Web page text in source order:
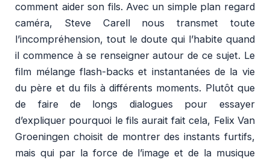
comment aider son fils. Avec un simple plan regard
caméra, Steve Carell nous transmet toute
l’incompréhension, tout le doute qui l’habite quand
il commence à se renseigner autour de ce sujet. Le
film mélange flash-backs et instantanées de la vie
du père et du fils à différents moments. Plutôt que
de faire de longs dialogues pour essayer
d’expliquer pourquoi le fils aurait fait cela, Felix Van
Groeningen choisit de montrer des instants furtifs,
mais qui par la force de l’image et de la musique